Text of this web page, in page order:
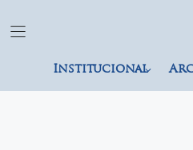
Institucional